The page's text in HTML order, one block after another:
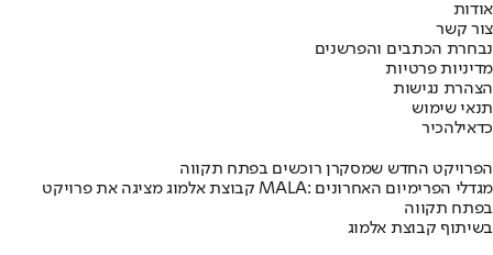
אודות
צור קשר
נבחרת הכתבים והפרשנים
מדיניות פרטיות
הצהרת נגישות
תנאי שימוש
כדאילהכיר
הפרויקט החדש שמסקרן רוכשים בפתח תקווה
קבוצת אלמוג מציגה את פרויקט MALA: מגדלי הפרימיום האחרונים
בפתח תקווה
בשיתוף קבוצת אלמוג